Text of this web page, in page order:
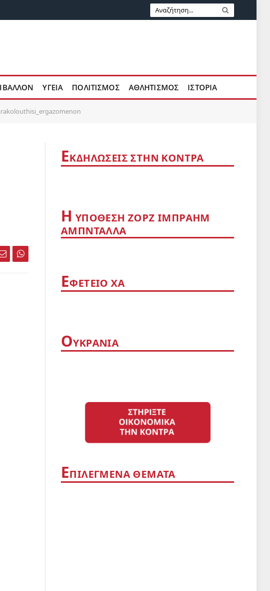
ΥΓΕΙΑ ΠΟΛΙΤΙΣΜΟΣ ΑΘΛΗΤΙΣΜΟΣ ΙΣΤΟΡΙΑ
EmailWhatsApp
ΕΚΔΗΛΩΣΕΙΣ ΣΤΗΝ ΚΟΝΤΡΑ
Η YΠΟΘΕΣΗ ΖΟΡΖ ΙΜΠΡΑΗΜ
ΑΜΠΝΤΑΛΛΑ
ΕΦΕΤΕΙΟ ΧΑ
ΟΥΚΡΑΝΙΑ
ΕΠΙΛΕΓΜΕΝΑ ΘΕΜΑΤΑ